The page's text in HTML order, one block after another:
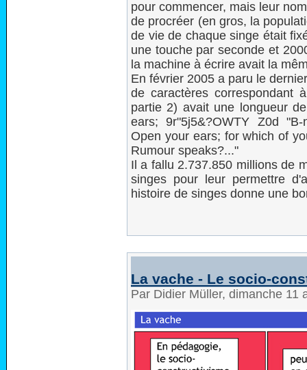
pour commencer, mais leur
de procréer (en gros, la
de vie de chaque singe était
une touche par seconde et
la machine à écrire avait la
En février 2005 a paru le
de caractères correspondant
partie 2) avait une longueur
ears; 9r"5j5&?OWTY Z0d "B-
Open your ears; for which of
Rumour speaks?..."
Il a fallu 2.737.850 millions de
singes pour leur permettre
histoire de singes donne une
La vache - Le socio-
Par Didier Müller, dimanche 11